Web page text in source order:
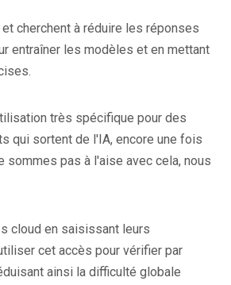
cherchent à réduire les réponses
entraîner les modèles et en mettant
très spécifique pour des
qui sortent de l'IA, encore une fois
pas à l'aise avec cela, nous
cloud en saisissant leurs
cet accès pour vérifier par
ainsi la difficulté globale